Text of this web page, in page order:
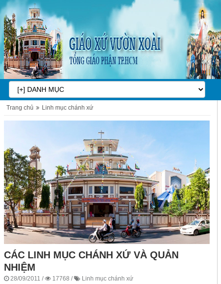
Trang chủ Linh mục chánh xứ
CÁC LINH MỤC CHÁNH XỨ VÀ QUẢN
NHIỆM
28/09/2011 / 17768 / Linh mục chánh xứ